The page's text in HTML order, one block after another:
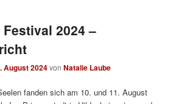
2024 –
August 2024vonNatalie Laube
fanden sich am 10. und 11. August